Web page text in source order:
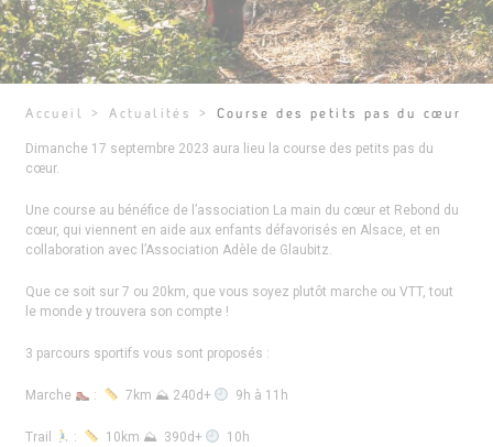
Accueil >Actualités > Course des petits pas du cœur
Dimanche 17 septembre 2023 aura lieu la course des petits pas du
cœur.
Une course au bénéfice de l’association La main du cœur et Rebond du
cœur, qui viennent en aide aux enfants défavorisés en Alsace, et en
collaboration avec l’Association Adèle de Glaubitz.
Que ce soit sur 7 ou 20km, que vous soyez plutôt marche ou VTT, tout
le monde y trouvera son compte !
3 parcours sportifs vous sont proposés :
Marche : 7km ⛰ 240d+ 9h à 11h
Trail : 10km ⛰ 390d+ 10h